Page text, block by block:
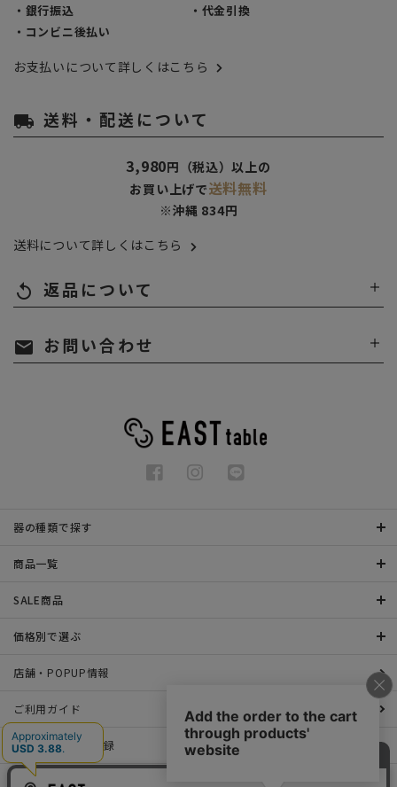
・銀行振込
・代金引換
・コンビニ後払い
お支払いについて詳しくはこちら
local_shipping 送料・配送について
3,980円（税込）以上の
お買い上げで送料無料
※沖縄 834円
送料について詳しくはこちら
replay 返品について
mail お問い合わせ
器の種類で探す
商品一覧
SALE商品
価格別で選ぶ
店舗・POPUP情報
ご利用ガイド
メールマガジン登録
お問い合わせ